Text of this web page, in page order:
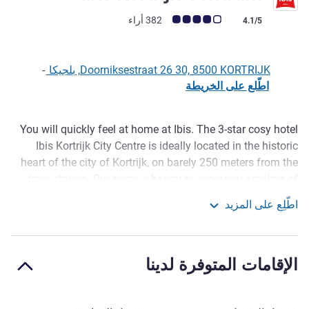
ملاحظة أراء العملاء (رأي ALL)
4.1/5 382 أراء
Doorniksestraat 26 30, 8500 KORTRIJK, بلجيكا
-
اطّلع على الخريطة
الوصف
You will quickly feel at home at Ibis. The 3-star cosy hotel
Ibis Kortrijk City Centre is ideally located in the historic
heart of the city of Kortrijk, on barely 250 meters from the
the day in our Bar Rendez-Vous. Taste & drink the local
beers and snacks 24/7. And to get your day started, before
and cold breakfast buffet.
hotel is close to sights such as Saint-Martin church and the
اطّلِع على المزيد
الإقامات المتوفرة لدينا